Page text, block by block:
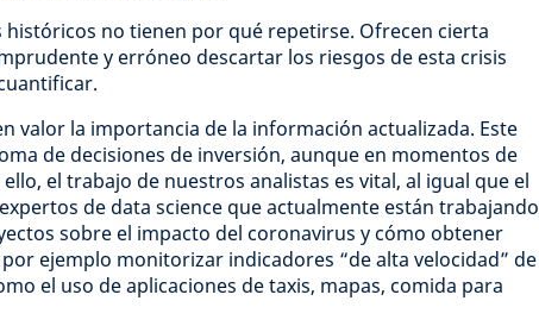
no tienen por qué repetirse. Ofrecen cierta
y erróneo descartar los riesgos de esta crisis
valor la importancia de la información actualizada. Este
de decisiones de inversión, aunque en momentos de
el trabajo de nuestros analistas es vital, al igual que el
de data science que actualmente están trabajando
sobre el impacto del coronavirus y cómo obtener
ejemplo monitorizar indicadores “de alta velocidad” de
el uso de aplicaciones de taxis, mapas, comida para